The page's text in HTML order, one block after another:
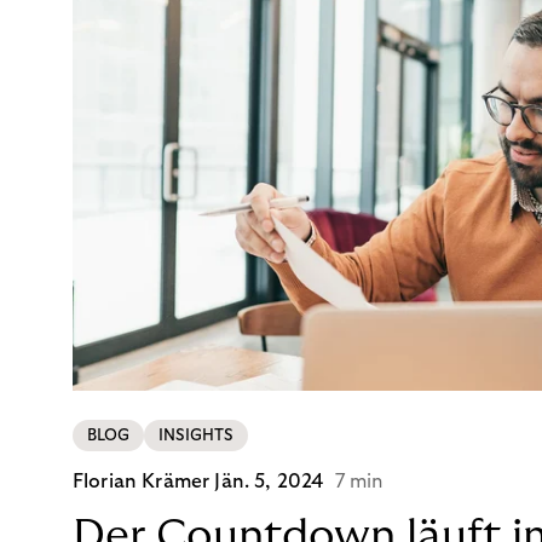
BLOG INSIGHTS
Florian Krämer Jän. 5, 2024 7 min